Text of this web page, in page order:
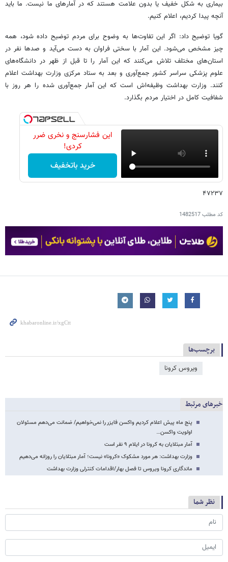
بیماری به شکل خفیف یا بدون علامت هستند که در آمارهای ما نیست. ما باید
آنچه پیدا کردیم، اعلام کنیم.
گویا توضیح داد: اگر این تفاوت‌ها به وضوح برای مردم توضیح داده شود، همه
چیز مشخص می‌شود. این آمار با سختی فراوان به دست می‌آید و صدها نفر در
استان‌های مختلف تلاش می‌کنند که این آمار را تا قبل از ظهر در دانشگاه‌های
علوم پزشکی سراسر کشور جمع‌آوری و بعد به ستاد مرکزی وزارت بهداشت اعلام
کنند. وزارت بهداشت وظیفه‌اش است که این آمار جمع‌آوری شده را هر روز با
شفافیت کامل در اختیار مردم بگذارد.
این فشارسنج و نخری ضرر
کردی!
خرید باتخفیف
۴۷۲۳۷
کد مطلب1482517
برچسب‌ها
ویروس کرونا
خبرهای مرتبط
پنج ماه پیش اعلام کردیم واکسن فایزر را نمی‌خواهیم/ ضمانت می‌دهم مسئولان
اولویت واکسن…
آمار مبتلایان به کرونا در ایلام ۹ نفر است
وزارت بهداشت: هر مورد مشکوک «کرونا» نیست؛ آمار مبتلایان را روزانه می‌دهیم
ماندگاری کرونا ویروس تا فصل بهار/اقدامات کنترلی وزارت بهداشت
نظر شما